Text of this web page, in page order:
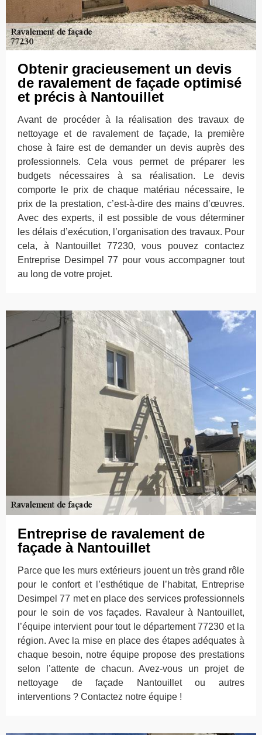
Obtenir gracieusement un devis
de ravalement de façade optimisé
et précis à Nantouillet
Avant de procéder à la réalisation des travaux de
nettoyage et de ravalement de façade, la première
chose à faire est de demander un devis auprès des
professionnels. Cela vous permet de préparer les
budgets nécessaires à sa réalisation. Le devis
comporte le prix de chaque matériau nécessaire, le
prix de la prestation, c’est-à-dire des mains d’œuvres.
Avec des experts, il est possible de vous déterminer
les délais d’exécution, l’organisation des travaux. Pour
cela, à Nantouillet 77230, vous pouvez contactez
Entreprise Desimpel 77 pour vous accompagner tout
au long de votre projet.
Entreprise de ravalement de
façade à Nantouillet
Parce que les murs extérieurs jouent un très grand rôle
pour le confort et l’esthétique de l’habitat, Entreprise
Desimpel 77 met en place des services professionnels
pour le soin de vos façades. Ravaleur à Nantouillet,
l’équipe intervient pour tout le département 77230 et la
région. Avec la mise en place des étapes adéquates à
chaque besoin, notre équipe propose des prestations
selon l’attente de chacun. Avez-vous un projet de
nettoyage de façade Nantouillet ou autres
interventions ? Contactez notre équipe !